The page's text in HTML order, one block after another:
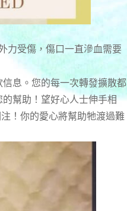
力受傷，傷口一直滲血需要
息。您的每一次轉發擴散都
幫助！望好心人士伸手相
！你的愛心將幫助牠渡過難